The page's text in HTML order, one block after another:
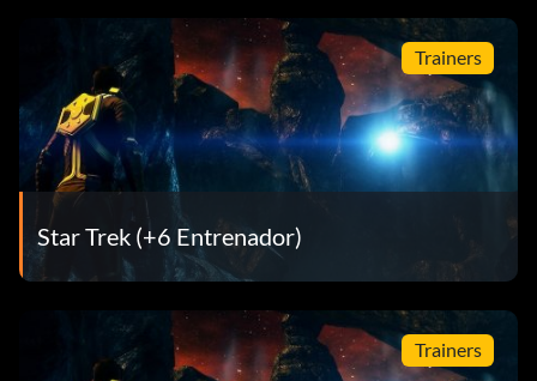
Trainers
Star Trek (+6 Entrenador)
Trainers